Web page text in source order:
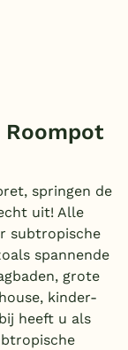
Roompot
springen de
uit! Alle
subtropische
spannende
grote
kinder-
heeft u als